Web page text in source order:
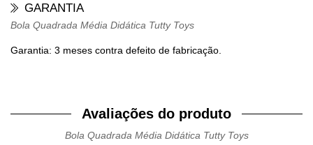
GARANTIA
Bola Quadrada Média Didática Tutty Toys
Garantia: 3 meses contra defeito de fabricação.
Avaliações do produto
Bola Quadrada Média Didática Tutty Toys